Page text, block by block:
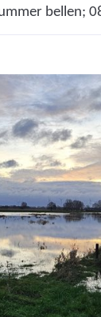
bellen;